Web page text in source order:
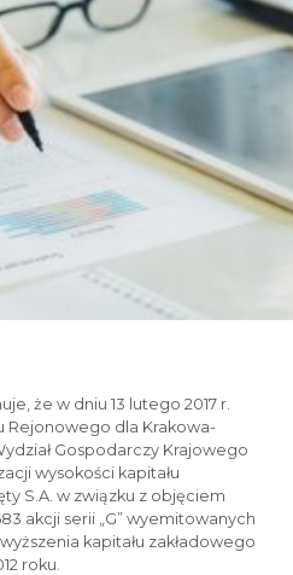
że w dniu 13 lutego 2017 r.
Rejonowego dla Krakowa-
Gospodarczy Krajowego
wysokości kapitału
S.A. w związku z objęciem
akcji serii „G” wyemitowanych
kapitału zakładowego
roku.